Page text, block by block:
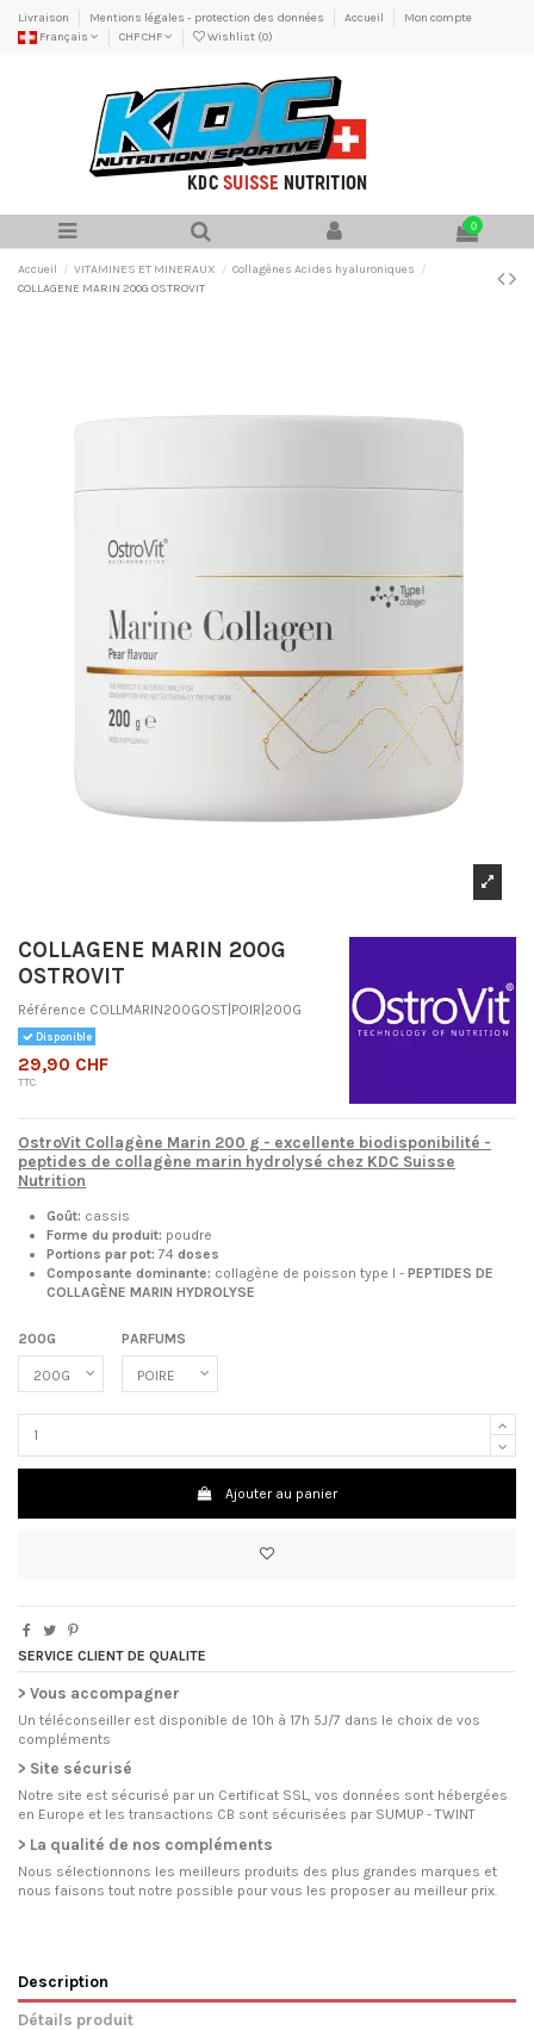
Livraison Mentions légales - protection des données Accueil
Mon compte
Français
CHF CHF Wishlist (0)
0
Accueil VITAMINES ET MINERAUX
Collagènes Acides hyaluroniques
COLLAGENE MARIN 200G OSTROVIT
COLLAGENE MARIN 200G
OSTROVIT
Référence COLLMARIN200GOST|POIR|200G
Disponible
29,90 CHF
TTC
OstroVit Collagène Marin 200 g - excellente biodisponibilité -
peptides de collagène marin hydrolysé chez KDC Suisse
Nutrition
Goût: cassis
Forme du produit: poudre
Portions par pot: 74 doses
Composante dominante: collagène de poisson type I - PEPTIDES DE
COLLAGÈNE MARIN HYDROLYSE
200G PARFUMS
Ajouter au panier
SERVICE CLIENT DE QUALITE
> Vous accompagner
Un téléconseiller est disponible de 10h à 17h 5J/7 dans le choix de vos
compléments
> Site sécurisé
Notre site est sécurisé par un Certificat SSL, vos données sont hébergées
en Europe et les transactions CB sont sécurisées par SUMUP - TWINT
> La qualité de nos compléments
Nous sélectionnons les meilleurs produits des plus grandes marques et
nous faisons tout notre possible pour vous les proposer au meilleur prix.
Description
Détails produit